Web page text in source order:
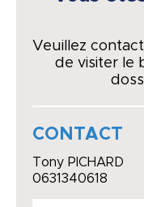
Veuillez
de visiter le
CONTACT
Tony PICHARD
0631340618